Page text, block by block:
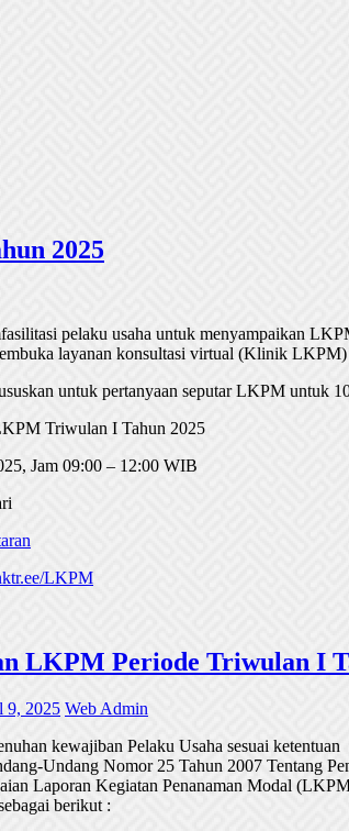
2025
pelaku usaha untuk menyampaikan
layanan konsultasi virtual (Klinik LKPM)
untuk pertanyaan seputar LKPM untuk
Triwulan I Tahun 2025
Jam 09:00 – 12:00 WIB
LKPM
LKPM Periode Triwulan I
9, 2025 Web Admin
kewajiban Pelaku Usaha sesuai ketentuan
Undang Nomor 25 Tahun 2007 Tentang
Laporan Kegiatan Penanaman Modal
berikut :